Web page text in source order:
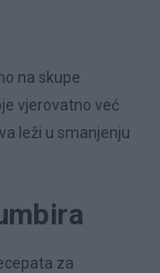
na skupe
vjerovatno već
leži u smanjenju
za